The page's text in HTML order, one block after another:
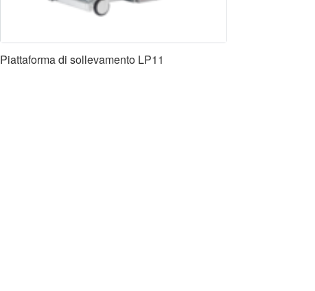
Piattaforma di sollevamento LP11